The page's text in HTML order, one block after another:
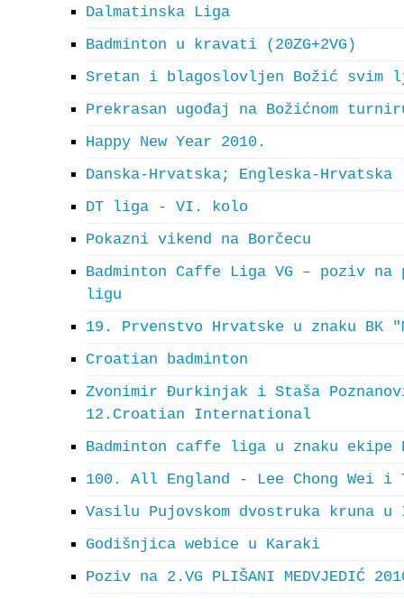
Dalmatinska Liga
Badminton u kravati (20ZG+2VG)
Sretan i blagoslovljen Božić svim
Prekrasan ugođaj na Božićnom
Happy New Year 2010.
Danska-Hrvatska; Engleska-Hrvatska
DT liga - VI. kolo
Pokazni vikend na Borčecu
Badminton Caffe Liga VG – poziv na
ligu
19. Prvenstvo Hrvatske u znaku BK
Croatian badminton
Zvonimir Đurkinjak i Staša
12.Croatian International
Badminton caffe liga u znaku ekipe
100. All England - Lee Chong Wei i
Vasilu Pujovskom dvostruka kruna
Godišnjica webice u Karaki
Poziv na 2.VG PLIŠANI MEDVJEDIĆ